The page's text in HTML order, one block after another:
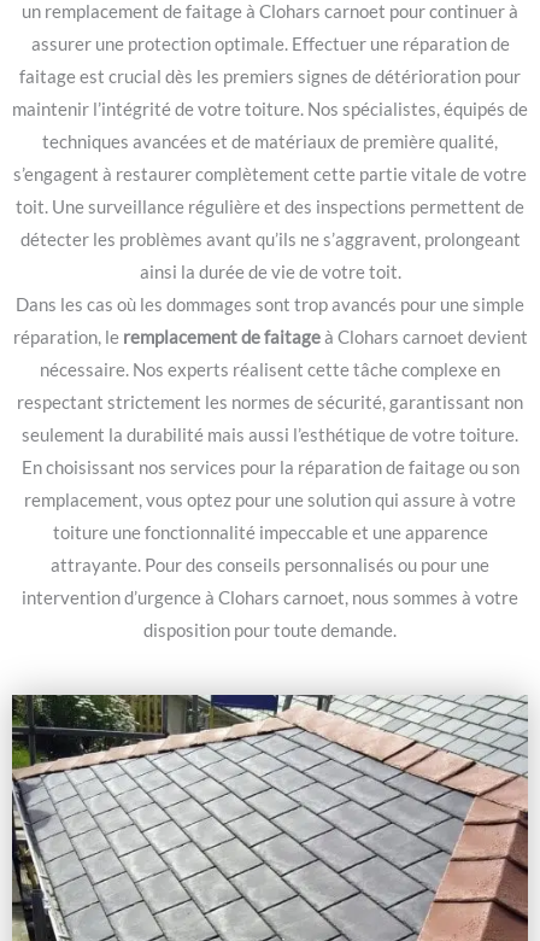
un remplacement de faitage à Clohars carnoet pour continuer à
assurer une protection optimale. Effectuer une réparation de
faitage est crucial dès les premiers signes de détérioration pour
maintenir l’intégrité de votre toiture. Nos spécialistes, équipés de
techniques avancées et de matériaux de première qualité,
s’engagent à restaurer complètement cette partie vitale de votre
toit. Une surveillance régulière et des inspections permettent de
détecter les problèmes avant qu’ils ne s’aggravent, prolongeant
ainsi la durée de vie de votre toit.
Dans les cas où les dommages sont trop avancés pour une simple
réparation, le remplacement de faitageà Clohars carnoet devient
nécessaire. Nos experts réalisent cette tâche complexe en
respectant strictement les normes de sécurité, garantissant non
seulement la durabilité mais aussi l’esthétique de votre toiture.
En choisissant nos services pour la réparation de faitage ou son
remplacement, vous optez pour une solution qui assure à votre
toiture une fonctionnalité impeccable et une apparence
attrayante. Pour des conseils personnalisés ou pour une
intervention d’urgence à Clohars carnoet, nous sommes à votre
disposition pour toute demande.